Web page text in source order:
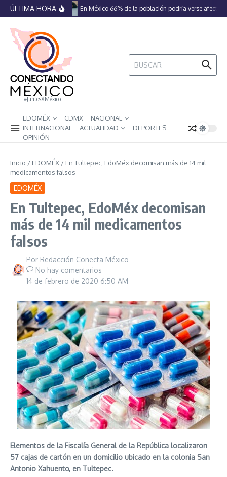
Saltar al contenido
ÚLTIMA HORA En México 66% de la población podría verse
#JuntosXMéxico
Buscar:
EDOMÉX CDMX
NACIONAL
INTERNACIONAL
ACTUALIDAD
DEPORTES
OPINIÓN
Inicio / EDOMÉX / En Tultepec, EdoMéx decomisan más de 14 mil
medicamentos falsos
EDOMÉX
En Tultepec, EdoMéx decomisan
más de 14 mil medicamentos
falsos
Por Redacción Conecta México
No hay comentarios
14 de febrero de 2020 6:50 AM
Elementos de la Fiscalía General de la República localizaron
57 cajas de cartón en un domicilio ubicado en la colonia San
Antonio Xahuento, en Tultepec.